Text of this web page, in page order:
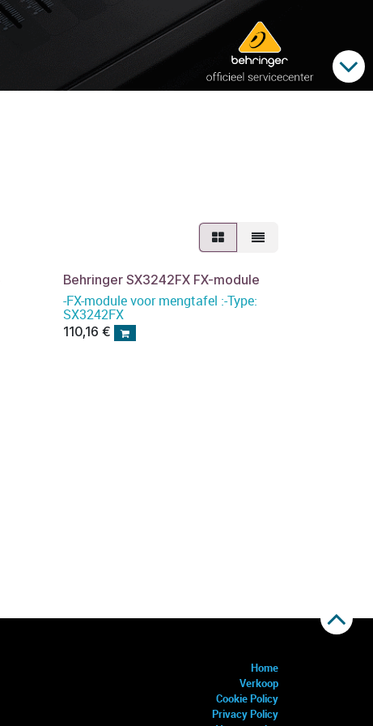
Behringer SX3242FX FX-module
-FX-module voor mengtafel :-Type:
SX3242FX
110,16 €
Home
Verkoop
Cookie Policy
Privacy Policy